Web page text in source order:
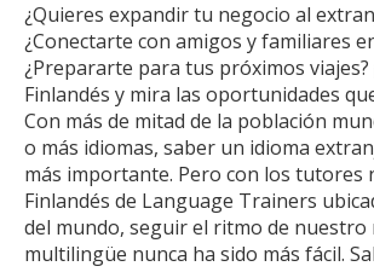
¿Quieres expandir tu negocio al
¿Conectarte con amigos y familiares
¿Prepararte para tus próximos viajes?
Finlandés y mira las oportunidades
Con más de mitad de la población
o más idiomas, saber un idioma
más importante. Pero con los tutores
Finlandés de Language Trainers
del mundo, seguir el ritmo de nuestro
multilingüe nunca ha sido más fácil.